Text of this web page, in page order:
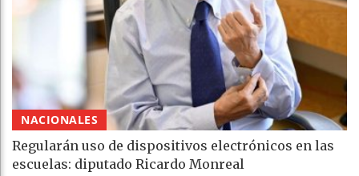
NACIONALES
Regularán uso de dispositivos electrónicos en las
escuelas: diputado Ricardo Monreal